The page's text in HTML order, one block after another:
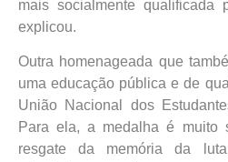
mais socialmente qualificada
explicou.
Outra homenageada que
uma educação pública e de
União Nacional dos
Para ela, a medalha é muito
resgate da memória da